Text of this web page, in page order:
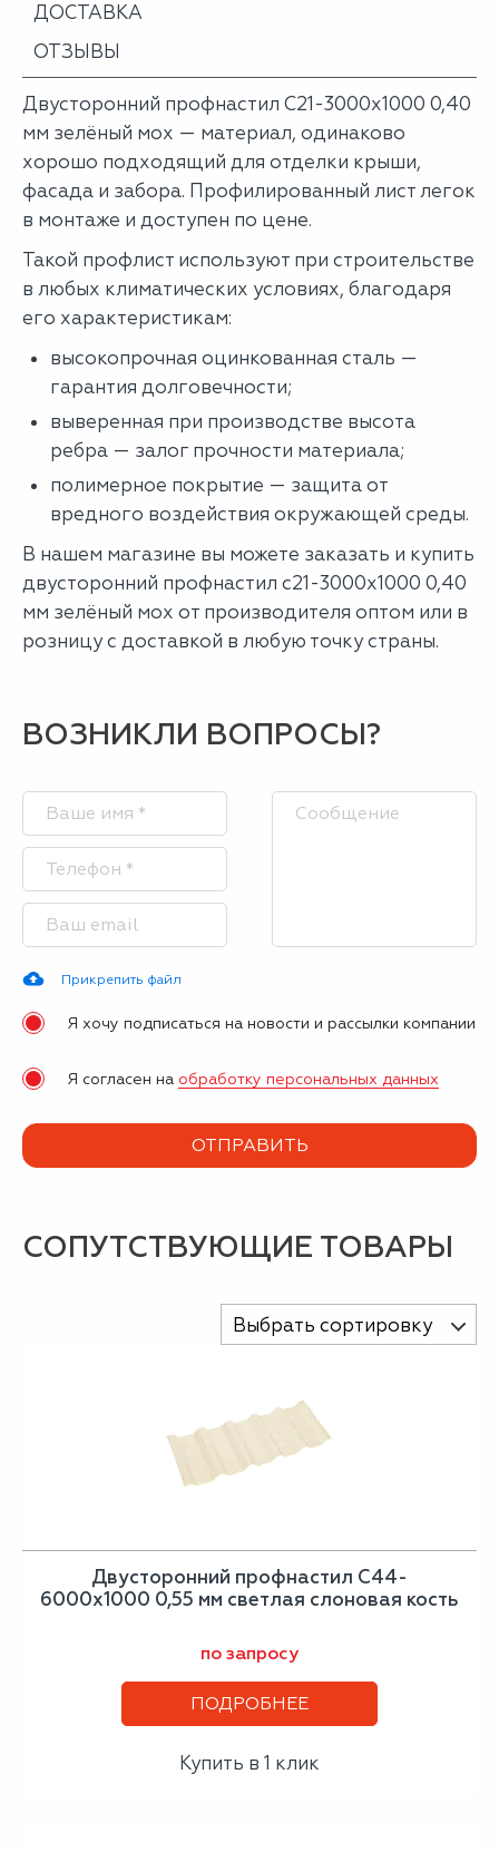
ДОСТАВКА
ОТЗЫВЫ
Двусторонний профнастил С21-3000х1000 0,40
мм зелёный мох — материал, одинаково
хорошо подходящий для отделки крыши,
фасада и забора. Профилированный лист легок
в монтаже и доступен по цене.
Такой профлист используют при строительстве
в любых климатических условиях, благодаря
его характеристикам:
высокопрочная оцинкованная сталь —
гарантия долговечности;
выверенная при производстве высота
ребра — залог прочности материала;
полимерное покрытие — защита от
вредного воздействия окружающей среды.
В нашем магазине вы можете заказать и купить
двусторонний профнастил с21-3000х1000 0,40
мм зелёный мох от производителя оптом или в
розницу с доставкой в любую точку страны.
ВОЗНИКЛИ ВОПРОСЫ?
Прикрепить файл
Я хочу подписаться на новости и рассылки компании
Я согласен на обработку персональных данных
СОПУТСТВУЮЩИЕ ТОВАРЫ
Выбрать сортировку
Двусторонний профнастил С44-
6000х1000 0,55 мм светлая слоновая кость
по запросу
ПОДРОБНЕЕ
Купить в 1 клик